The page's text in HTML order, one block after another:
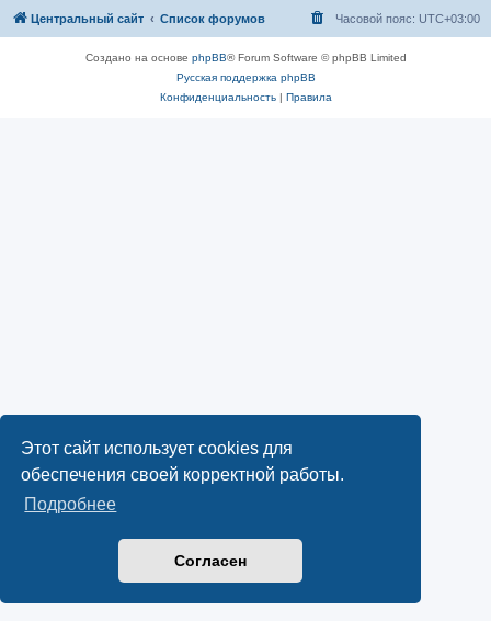
Этот сайт использует cookies для
обеспечения своей корректной работы.
Подробнее
Согласен
Центральный сайт Список форумов Часовой пояс: UTC+03:00
Создано на основе phpBB® Forum Software © phpBB Limited
Русская поддержка phpBB
Конфиденциальность| Правила